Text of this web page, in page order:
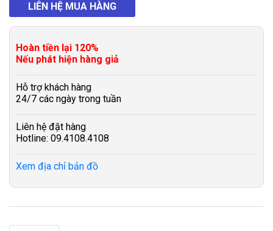
LIÊN HỆ MUA HÀNG
Hoàn tiền lại 120%
Nếu phát hiện hàng giả
Hỗ trợ khách hàng
24/7 các ngày trong tuần
Liên hệ đặt hàng
Hotline: 09.4108.4108
Xem địa chỉ bản đồ